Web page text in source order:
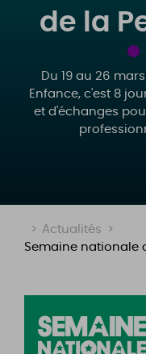
de la
Du 19 au 26
Enfance, c'est 8
et d'échanges
> Actualités
>
Semaine nationale